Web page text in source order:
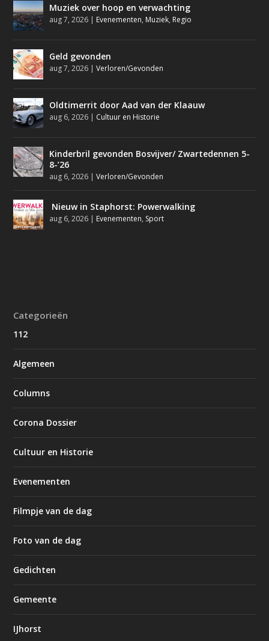
Muziek over hoop en verwachting
aug 7, 2026 | Evenementen, Muziek, Regio
Geld gevonden
aug 7, 2026 |Verloren/Gevonden
Oldtimerrit door Aad van der Klaauw
aug 6, 2026 | Cultuur en Historie
Kinderbril gevonden Bosvijver/ Zwartedennen 5-
8-’26
aug 6, 2026 |Verloren/Gevonden
Nieuw in Staphorst: Powerwalking
aug 6, 2026 | Evenementen, Sport
Categorieën
112
Algemeen
Columns
Corona Dossier
Cultuur en Historie
Evenementen
Filmpje van de dag
Foto van de dag
Gedichten
Gemeente
IJhorst